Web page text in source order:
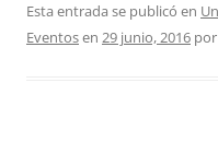
Esta entrada se publicó en
Eventosen 29 junio, 2016 por